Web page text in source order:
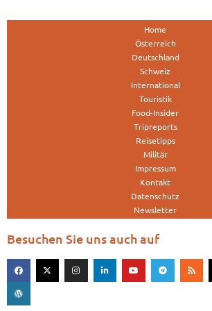
Home
Österreich
Deutschland
Schweiz
International
Touristik
Food-Insider
Tripreports
Reisetipps
Militär
Impressum
Kontakt
Datenschutz
Newsletter
Besuchen Sie uns auch auf